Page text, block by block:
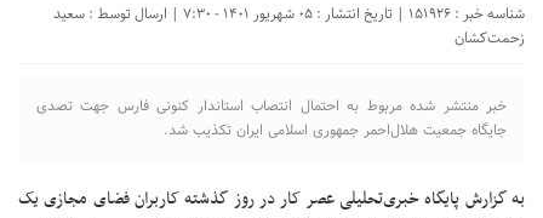
شناسه خبر : 151926 | تاریخ انتشار : ۰۵ شهریور ۱۴۰۱ - ۷:۳۰ | ارسال توسط :
سعید
زحمت‌کشان
خبر منتشر شده مربوط به احتمال انتصاب استاندار کنونی فارس جهت تصدی
جایگاه جمعيت هلال‌احمر جمهوری اسلامی ایران تکذیب شد.
به گزارش پایگاه خبری‌تحلیلی عصر کار در روز گذشته کاربران فضای مجازی یک